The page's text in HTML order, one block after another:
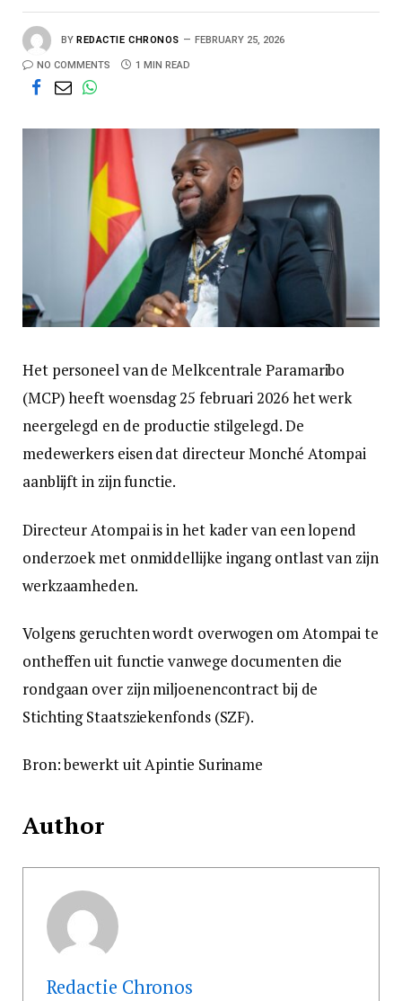
BY REDACTIE CHRONOS FEBRUARY 25, 2026
NO COMMENTS 1 MIN READ
Het personeel van de Melkcentrale Paramaribo
(MCP) heeft woensdag 25 februari 2026 het werk
neergelegd en de productie stilgelegd. De
medewerkers eisen dat directeur Monché Atompai
aanblijft in zijn functie.
Directeur Atompai is in het kader van een lopend
onderzoek met onmiddellijke ingang ontlast van zijn
werkzaamheden.
Volgens geruchten wordt overwogen om Atompai te
ontheffen uit functie vanwege documenten die
rondgaan over zijn miljoenencontract bij de
Stichting Staatsziekenfonds (SZF).
Bron: bewerkt uit Apintie Suriname
Author
Redactie Chronos